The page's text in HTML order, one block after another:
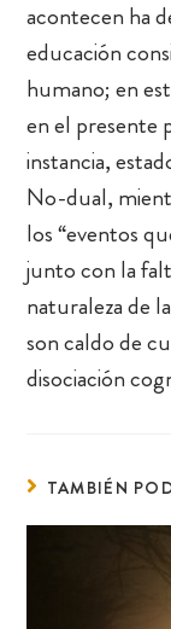
acontecen ha
educación
humano; en
en el presente
instancia,
No-dual,
los “eventos
junto con la
naturaleza de
son caldo de
disociación
TAMBIÉN